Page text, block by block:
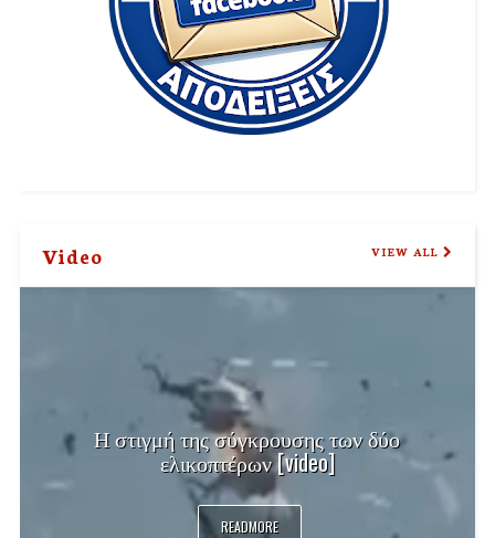
Video VIEW ALL
Η στιγμή της σύγκρουσης των δύο
ελικοπτέρων [video]
READMORE